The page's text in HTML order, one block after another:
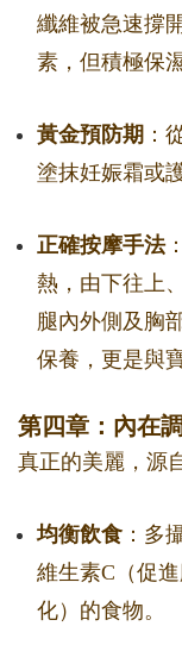
纖維被急速撐
素，但積極保
黃金預防期 ：
塗抹妊娠霜或
正確按摩手法
熱，由下往上
腿內外側及胸
保養，更是與
第四章：內在
真正的美麗，源
均衡飲食 ：多
維生素C（促
化）的食物。